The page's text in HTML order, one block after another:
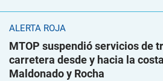
ALERTA ROJA
MTOP suspendió servicios de
carretera desde y hacia la
Maldonado y Rocha